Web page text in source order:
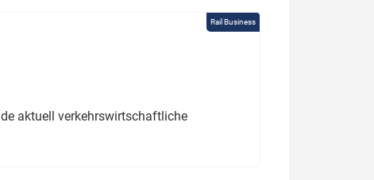
Rail Business
aktuell verkehrswirtschaftliche